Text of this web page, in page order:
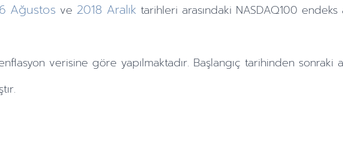
Ağustos ve 2018 Aralık tarihleri arasındaki NASDAQ100 endeks
verisine göre yapılmaktadır. Başlangıç tarihinden sonraki